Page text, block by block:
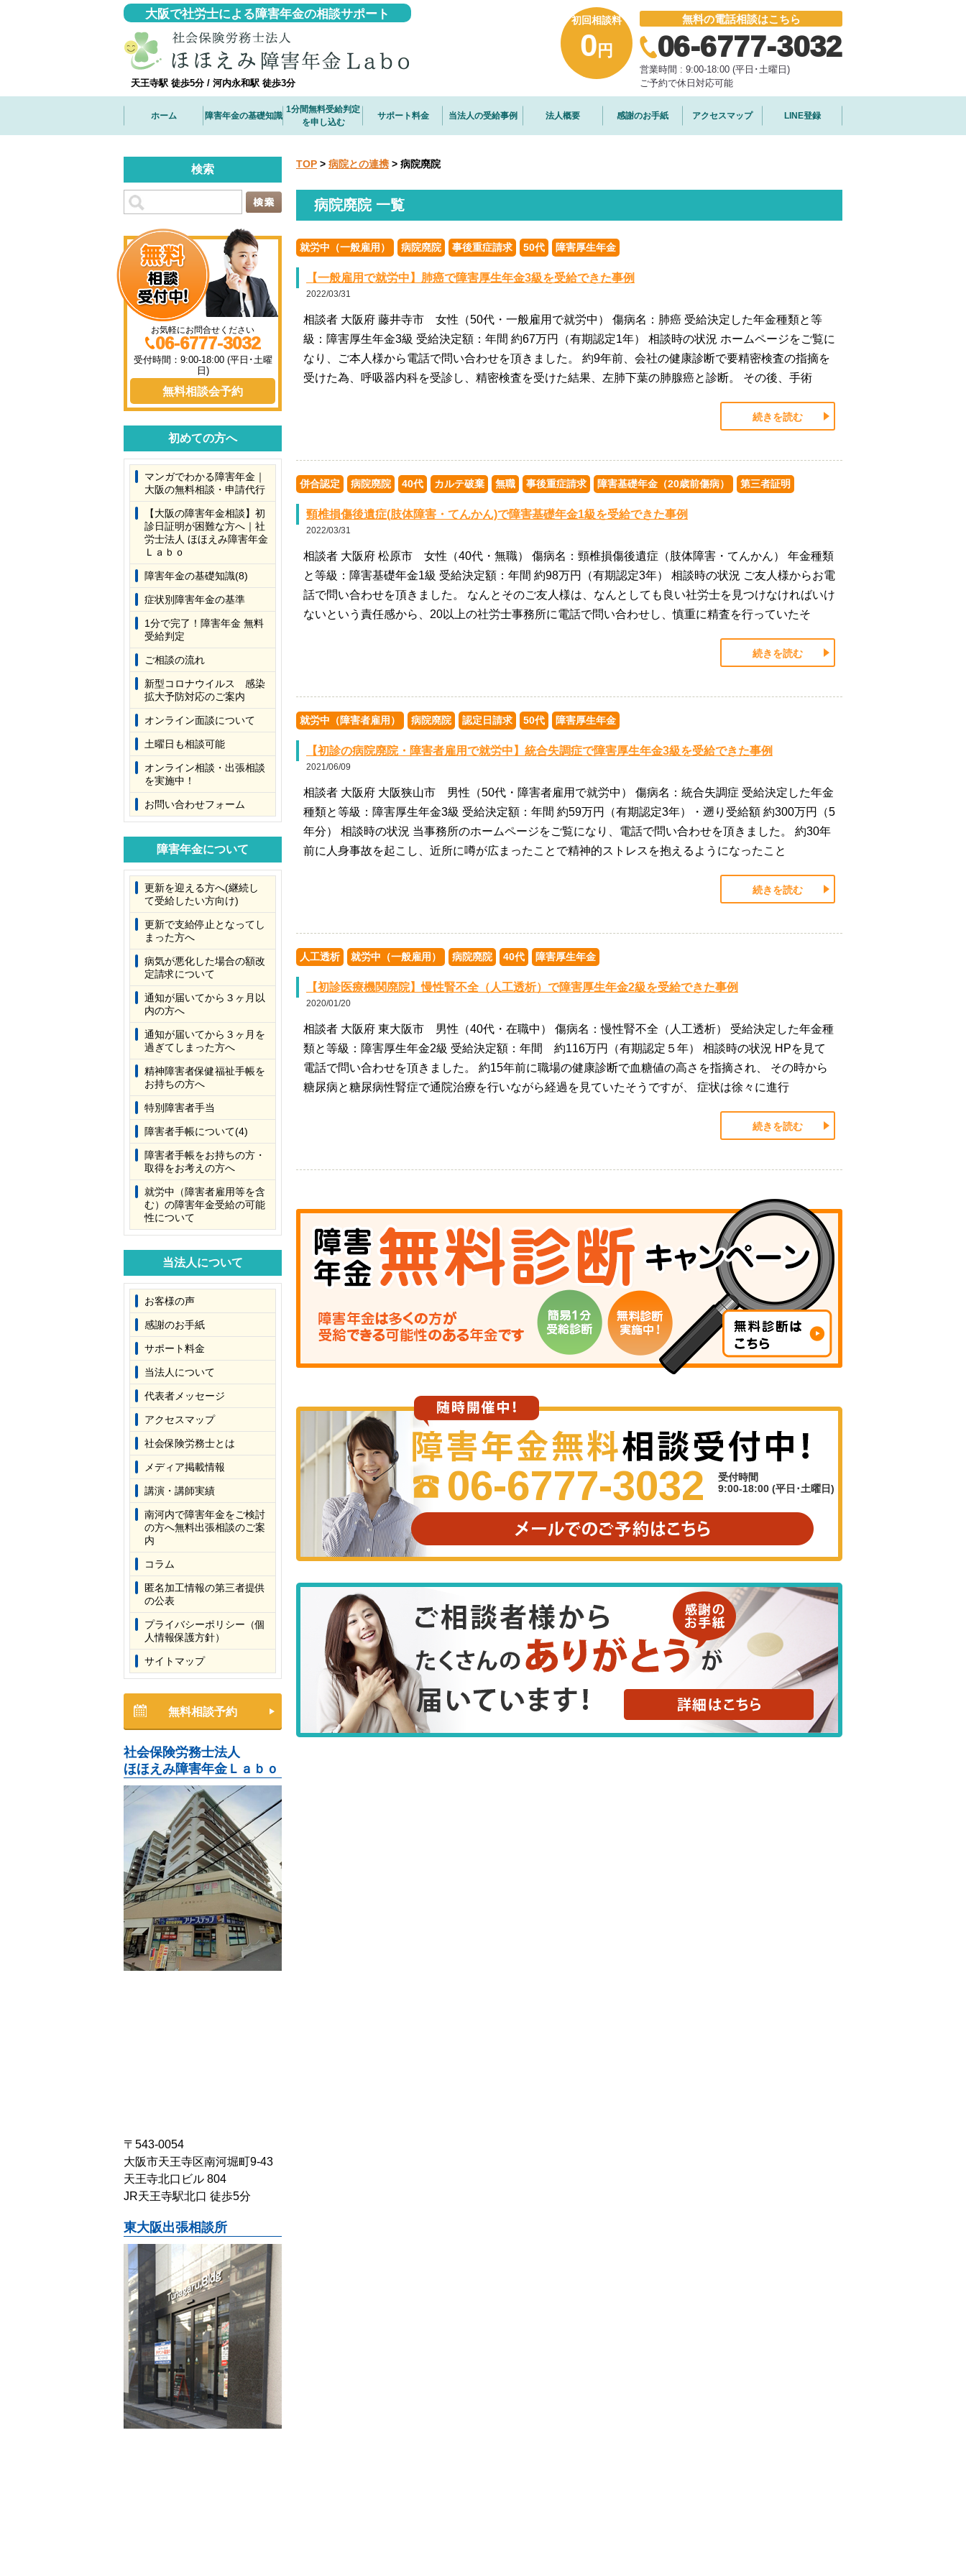
大阪で社労士による障害年金の相談サポート
天王寺駅 徒歩5分 / 河内永和駅 徒歩3分
初回相談料
0 円
無料の電話相談はこちら
06-6777-3032
営業時間 : 9:00-18:00 (平日･土曜日)
ご予約で休日対応可能
ホーム 障害年金の基礎知識
1分間無料受給判定
を申し込む
サポート料金 当法人の受給事例 法人概要 感謝のお手紙 アクセスマップ LINE登録
TOP > 病院との連携 > 病院廃院
病院廃院 一覧
就労中（一般雇用） 病院廃院 事後重症請求 50代 障害厚生年金
【一般雇用で就労中】肺癌で障害厚生年金3級を受給できた事例
2022/03/31
相談者 大阪府 藤井寺市 女性（50代・一般雇用で就労中） 傷病名：肺癌 受給決定した年金種類と等
級：障害厚生年金3級 受給決定額：年間 約67万円（有期認定1年） 相談時の状況 ホームページをご覧に
なり、ご本人様から電話で問い合わせを頂きました。 約9年前、会社の健康診断で要精密検査の指摘を
受けた為、呼吸器内科を受診し、精密検査を受けた結果、左肺下葉の肺腺癌と診断。 その後、手術
続きを読む
併合認定 病院廃院 40代 カルテ破棄 無職 事後重症請求 障害基礎年金（20歳前傷病） 第三者証明
頸椎損傷後遺症(肢体障害・てんかん)で障害基礎年金1級を受給できた事例
2022/03/31
相談者 大阪府 松原市 女性（40代・無職） 傷病名：頸椎損傷後遺症（肢体障害・てんかん） 年金種類
と等級：障害基礎年金1級 受給決定額：年間 約98万円（有期認定3年） 相談時の状況 ご友人様からお電
話で問い合わせを頂きました。 なんとそのご友人様は、なんとしても良い社労士を見つけなければいけ
ないという責任感から、20以上の社労士事務所に電話で問い合わせし、慎重に精査を行っていたそ
続きを読む
就労中（障害者雇用） 病院廃院 認定日請求 50代 障害厚生年金
【初診の病院廃院・障害者雇用で就労中】統合失調症で障害厚生年金3級を受給できた事例
2021/06/09
相談者 大阪府 大阪狭山市 男性（50代・障害者雇用で就労中） 傷病名：統合失調症 受給決定した年金
種類と等級：障害厚生年金3級 受給決定額：年間 約59万円（有期認定3年）・遡り受給額 約300万円（5
年分） 相談時の状況 当事務所のホームページをご覧になり、電話で問い合わせを頂きました。 約30年
前に人身事故を起こし、近所に噂が広まったことで精神的ストレスを抱えるようになったこと
続きを読む
人工透析 就労中（一般雇用） 病院廃院 40代 障害厚生年金
【初診医療機関廃院】慢性腎不全（人工透析）で障害厚生年金2級を受給できた事例
2020/01/20
相談者 大阪府 東大阪市 男性（40代・在職中） 傷病名：慢性腎不全（人工透析） 受給決定した年金種
類と等級：障害厚生年金2級 受給決定額：年間 約116万円（有期認定５年） 相談時の状況 HPを見て
電話で問い合わせを頂きました。 約15年前に職場の健康診断で血糖値の高さを指摘され、 その時から
糖尿病と糖尿病性腎症で通院治療を行いながら経過を見ていたそうですが、 症状は徐々に進行
続きを読む
06-6777-3032
受付時間
9:00-18:00 (平日･土曜日)
検索
お気軽にお問合せください
06-6777-3032
受付時間：9:00-18:00 (平日･土曜
日)
無料相談会予約
初めての方へ
マンガでわかる障害年金｜
大阪の無料相談・申請代行
【大阪の障害年金相談】初
診日証明が困難な方へ｜社
労士法人 ほほえみ障害年金
Ｌａｂｏ
障害年金の基礎知識(8)
症状別障害年金の基準
1分で完了！障害年金 無料
受給判定
ご相談の流れ
新型コロナウイルス 感染
拡大予防対応のご案内
オンライン面談について
土曜日も相談可能
オンライン相談・出張相談
を実施中！
お問い合わせフォーム
障害年金について
更新を迎える方へ(継続し
て受給したい方向け)
更新で支給停止となってし
まった方へ
病気が悪化した場合の額改
定請求について
通知が届いてから３ヶ月以
内の方へ
通知が届いてから３ヶ月を
過ぎてしまった方へ
精神障害者保健福祉手帳を
お持ちの方へ
特別障害者手当
障害者手帳について(4)
障害者手帳をお持ちの方・
取得をお考えの方へ
就労中（障害者雇用等を含
む）の障害年金受給の可能
性について
当法人について
お客様の声
感謝のお手紙
サポート料金
当法人について
代表者メッセージ
アクセスマップ
社会保険労務士とは
メディア掲載情報
講演・講師実績
南河内で障害年金をご検討
の方へ無料出張相談のご案
内
コラム
匿名加工情報の第三者提供
の公表
プライバシーポリシー（個
人情報保護方針）
サイトマップ
無料相談予約
社会保険労務士法人
ほほえみ障害年金Ｌａｂｏ
〒543-0054
大阪市天王寺区南河堀町9-43
天王寺北口ビル 804
JR天王寺駅北口 徒歩5分
東大阪出張相談所